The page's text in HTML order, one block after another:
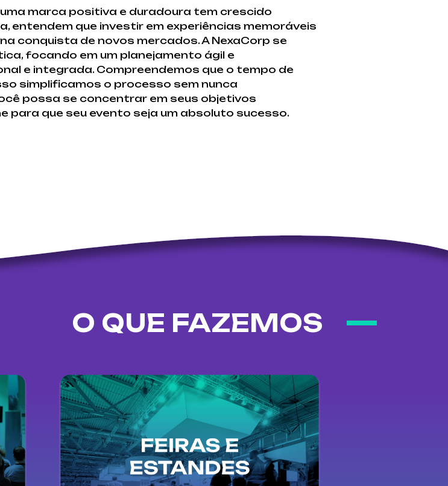
marca positiva e duradoura tem crescido
entendem que investir em experiências memoráveis
conquista de novos mercados. A NexaCorp se
focando em um planejamento ágil e
e integrada. Compreendemos que o tempo de
simplificamos o processo sem nunca
possa se concentrar em seus objetivos
que seu evento seja um absoluto sucesso.
O QUE FAZEMOS